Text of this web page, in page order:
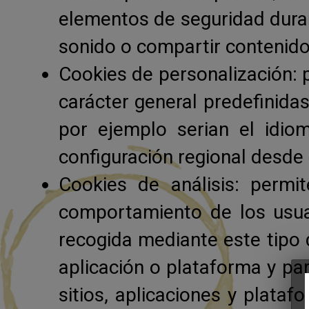
elementos de seguridad
sonido o compartir
Cookies de
carácter general
por ejemplo serian el
configuración regional
Cookies de análisis:
comportamiento de los
recogida mediante este
aplicación o plataforma y
sitios, aplicaciones y